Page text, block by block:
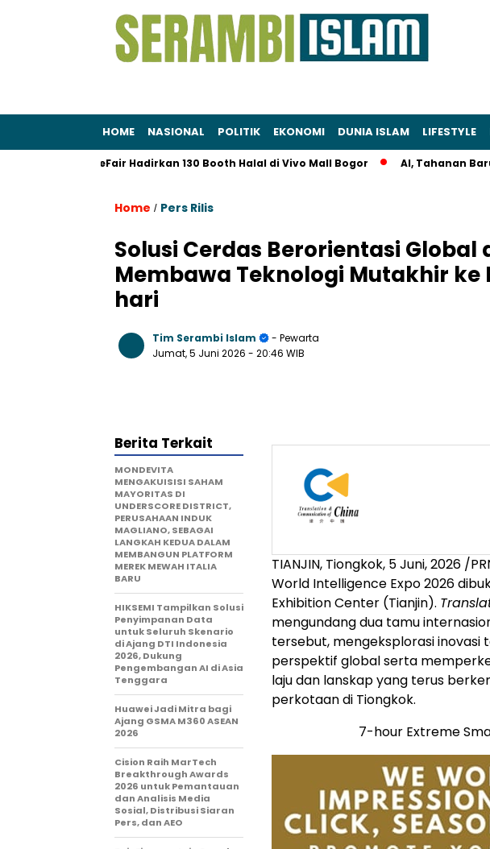
HOME NASIONAL POLITIK EKONOMI DUNIA ISLAM LIFESTYLE
LifeFair Hadirkan 130 Booth Halal di Vivo Mall Bogor AI, Tahanan Baru
Home / Pers Rilis
Solusi Cerdas Berorientasi Global
Membawa Teknologi Mutakhir ke
hari
Tim Serambi Islam
- Pewarta
Jumat, 5 Juni 2026 - 20:46 WIB
TIANJIN, Tiongkok, 5 Juni, 2026 /
World Intelligence Expo 2026
Exhibition Center (Tianjin).
mengundang dua tamu
tersebut, mengeksplorasi inovasi
perspektif global serta
laju dan lanskap yang terus
perkotaan di Tiongkok.
7-hour Extreme
Berita Terkait
MONDEVITA
MENGAKUISISI SAHAM
MAYORITAS DI
UNDERSCORE DISTRICT,
PERUSAHAAN INDUK
MAGLIANO, SEBAGAI
LANGKAH KEDUA DALAM
MEMBANGUN PLATFORM
MEREK MEWAH ITALIA
BARU
HIKSEMI Tampilkan Solusi
Penyimpanan Data
untuk Seluruh Skenario
di Ajang DTI Indonesia
2026, Dukung
Pengembangan AI di Asia
Tenggara
Huawei Jadi Mitra bagi
Ajang GSMA M360 ASEAN
2026
Cision Raih MarTech
Breakthrough Awards
2026 untuk Pemantauan
dan Analisis Media
Sosial, Distribusi Siaran
Pers, dan AEO